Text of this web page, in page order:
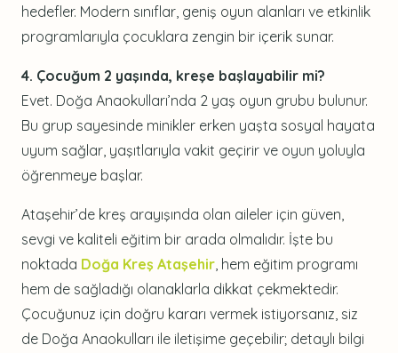
hedefler. Modern sınıflar, geniş oyun alanları ve etkinlik
programlarıyla çocuklara zengin bir içerik sunar.
4. Çocuğum 2 yaşında, kreşe başlayabilir mi?
Evet. Doğa Anaokulları’nda 2 yaş oyun grubu bulunur.
Bu grup sayesinde minikler erken yaşta sosyal hayata
uyum sağlar, yaşıtlarıyla vakit geçirir ve oyun yoluyla
öğrenmeye başlar.
Ataşehir’de kreş arayışında olan aileler için güven,
sevgi ve kaliteli eğitim bir arada olmalıdır. İşte bu
noktada Doğa Kreş Ataşehir , hem eğitim programı
hem de sağladığı olanaklarla dikkat çekmektedir.
Çocuğunuz için doğru kararı vermek istiyorsanız, siz
de Doğa Anaokulları ile iletişime geçebilir; detaylı bilgi